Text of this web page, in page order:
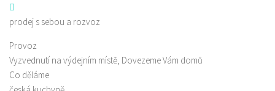
prodej s sebou a rozvoz
Provoz
Vyzvednutí na výdejním místě, Dovezeme Vám domů
Co děláme